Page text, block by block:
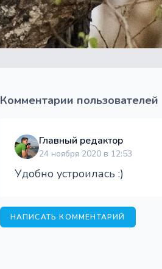
Комментарии пользователей
Главный редактор
24 ноября 2020 в 12:53
Удобно устроилась :)
НАПИСАТЬ КОММЕНТАРИЙ